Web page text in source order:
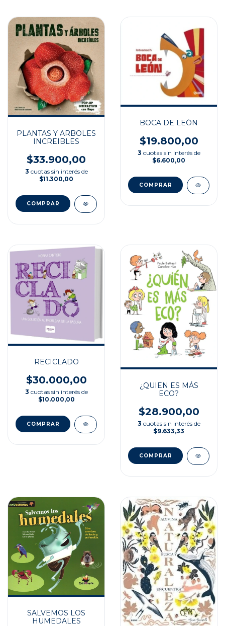
PLANTAS Y ARBOLES
INCREIBLES
$33.900,00
3 cuotas sin interés de
$11.300,00
BOCA DE LEÓN
$19.800,00
3 cuotas sin interés de
$6.600,00
RECICLADO
$30.000,00
3 cuotas sin interés de
$10.000,00
¿QUIEN ES MÁS
ECO?
$28.900,00
3 cuotas sin interés de
$9.633,33
SALVEMOS LOS
HUMEDALES